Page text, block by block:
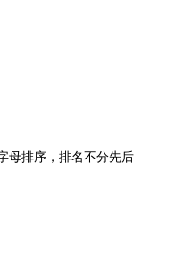
母排序，排名不分先后